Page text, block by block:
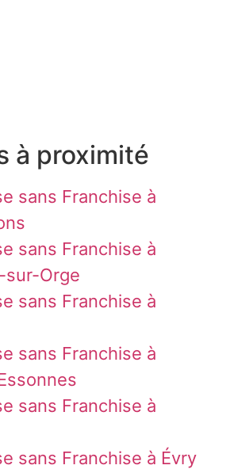
à proximité
sans Franchise à
sans Franchise à
sur-Orge
sans Franchise à
sans Franchise à
sans Franchise à
sans Franchise à Évry